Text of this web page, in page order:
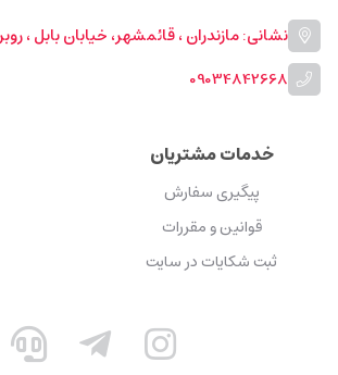
نشانی: مازندران ، قائمشهر، خیابان بابل ،
09034842668
خدمات مشتریان
پیگیری سفارش
قوانین و مقررات
ثبت شکایات در سایت